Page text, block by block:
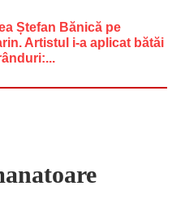
Ștefan Bănică pe
Artistul i-a aplicat bătăi